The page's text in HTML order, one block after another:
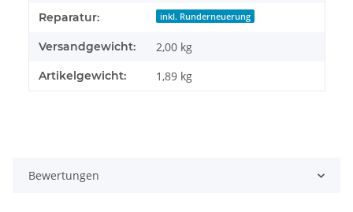
Reparatur: inkl. Runderneuerung
Versandgewicht: 2,00 kg
Artikelgewicht: 1,89 kg
Bewertungen